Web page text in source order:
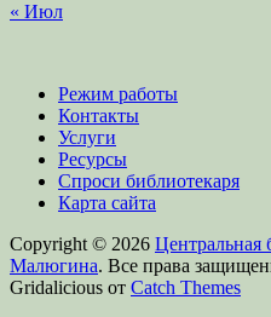
« Июл
Режим работы
Контакты
Услуги
Ресурсы
Спроси библиотекаря
Карта сайта
Copyright © 2026 Центральная
Малюгина. Все права
Gridalicious от Catch Themes